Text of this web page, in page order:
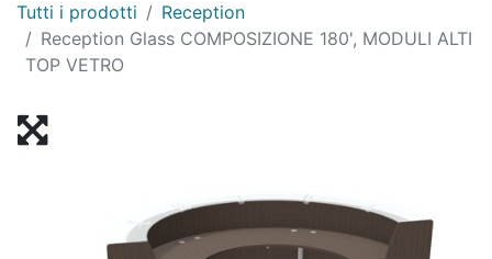
Tutti i prodotti
Reception
Reception Glass COMPOSIZIONE 180', MODULI ALTI
TOP VETRO